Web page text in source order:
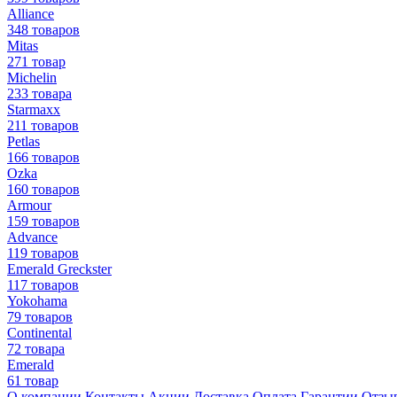
Alliance
348 товаров
Mitas
271 товар
Michelin
233 товара
Starmaxx
211 товаров
Petlas
166 товаров
Ozka
160 товаров
Armour
159 товаров
Advance
119 товаров
Emerald Greckster
117 товаров
Yokohama
79 товаров
Continental
72 товара
Emerald
61 товар